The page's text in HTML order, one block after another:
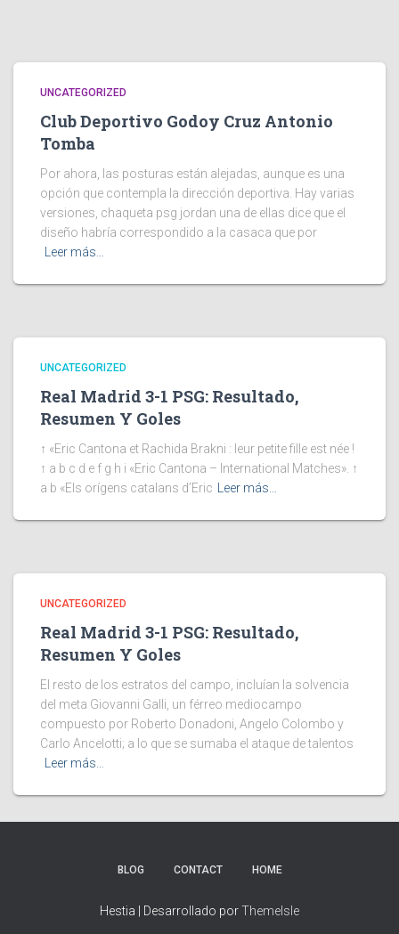
UNCATEGORIZED
Club Deportivo Godoy Cruz Antonio
Tomba
Por ahora, las posturas están alejadas, aunque es una
opción que contempla la dirección deportiva. Hay varias
versiones, chaqueta psg jordan una de ellas dice que el
diseño habría correspondido a la casaca que por
Leer más…
UNCATEGORIZED
Real Madrid 3-1 PSG: Resultado,
Resumen Y Goles
↑ «Eric Cantona et Rachida Brakni : leur petite fille est née !
↑ a b c d e f g h i «Eric Cantona – International Matches». ↑
a b «Els orígens catalans d’Eric
Leer más…
UNCATEGORIZED
Real Madrid 3-1 PSG: Resultado,
Resumen Y Goles
El resto de los estratos del campo, incluían la solvencia
del meta Giovanni Galli, un férreo mediocampo
compuesto por Roberto Donadoni, Angelo Colombo y
Carlo Ancelotti; a lo que se sumaba el ataque de talentos
Leer más…
BLOG CONTACT HOME
Hestia | Desarrollado porThemeIsle